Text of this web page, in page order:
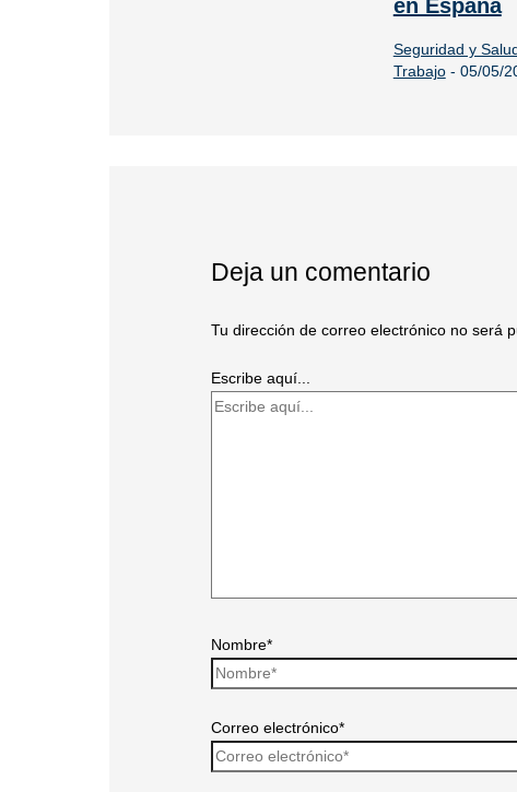
en España
Seguridad y
Trabajo- 05/05/
Deja un comentario
Tu dirección de correo electrónico no será
Escribe aquí...
Nombre*
Correo electrónico*